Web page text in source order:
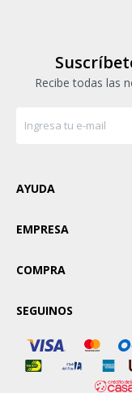
Recibe todas las
AYUDA
EMPRESA
COMPRA
SEGUINOS